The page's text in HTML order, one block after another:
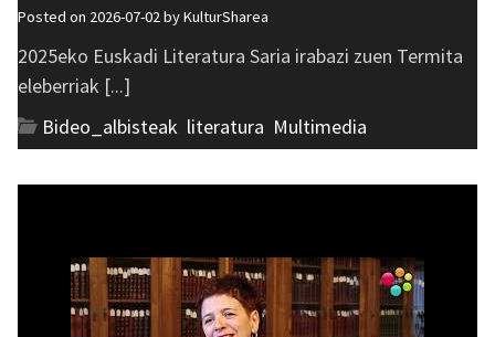
Posted on 2026-07-02 byKulturSharea
2025eko Euskadi Literatura Saria irabazi zuen Termita
eleberriak [...]
Bideo_albisteak literatura Multimedia